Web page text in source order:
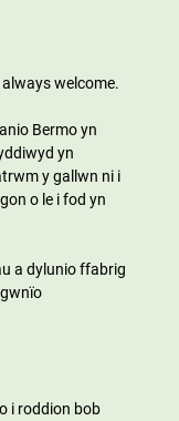
welcome.
Bermo yn
yn
y gallwn ni i
o le i fod yn
a dylunio ffabrig
i roddion bob